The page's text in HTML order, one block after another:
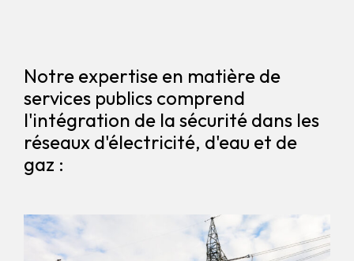
Notre expertise en matière de
services publics comprend
l'intégration de la sécurité dans les
réseaux d'électricité, d'eau et de
gaz :